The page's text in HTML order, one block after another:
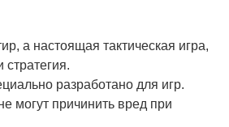
а настоящая тактическая игра,
стратегия.
разработано для игр.
могут причинить вред при